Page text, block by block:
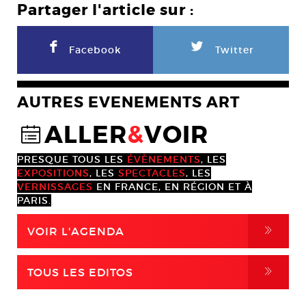
Partager l'article sur :
F Facebook L Twitter
AUTRES EVENEMENTS ART
@ALLER&VOIR
PRESQUE TOUS LES ÉVÈNEMENTS, LES
EXPOSITIONS, LES SPECTACLES, LES
VERNISSAGES EN FRANCE, EN RÉGION ET À
PARIS.
VOIR L'AGENDA ,
TOUS LES EDITOS ,